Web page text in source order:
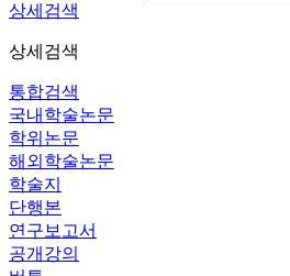
상세검색
상세검색
통합검색
국내학술논문
학위논문
해외학술논문
학술지
단행본
연구보고서
공개강의